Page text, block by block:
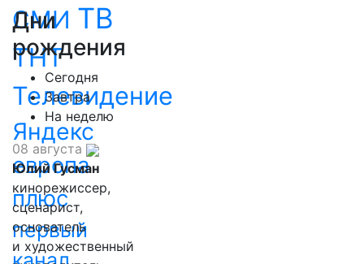
СМИ ТВ
ТНТ
Телевидение
Яндекс
европа
плюс
первый
Дни
рождения
Сегодня
Завтра
На неделю
08 августа
Юлий Гусман
кинорежиссер,
сценарист,
основатель
и художественный